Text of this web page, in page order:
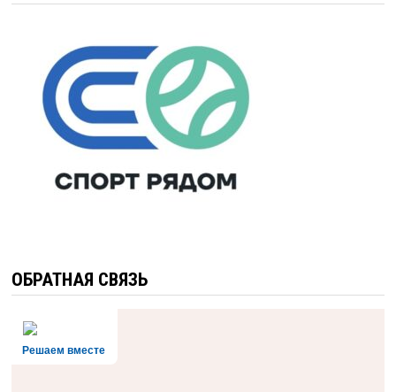
ОБРАТНАЯ СВЯЗЬ
Решаем вместе